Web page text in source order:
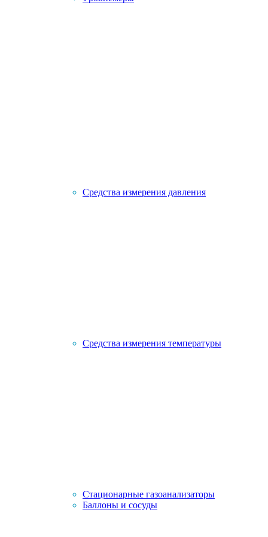
Средства измерения давления
Средства измерения температуры
Стационарные газоанализаторы
Баллоны и сосуды